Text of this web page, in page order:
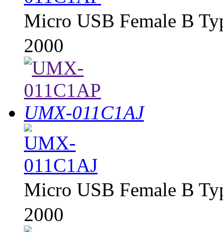
Micro USB Female B
2000
UMX-011C1AJ
Micro USB Female B
2000